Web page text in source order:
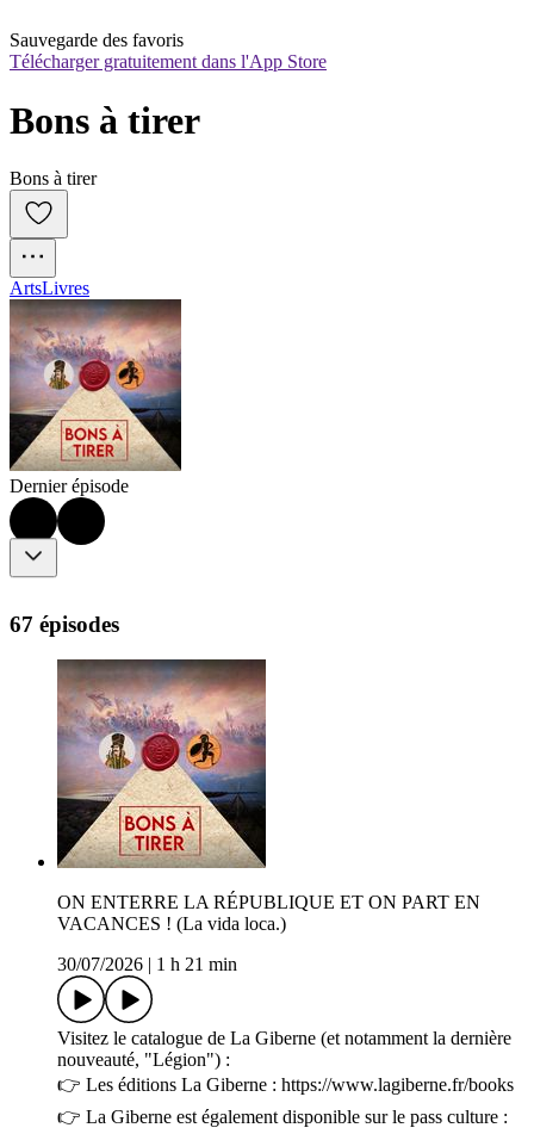
Sauvegarde des favoris
Télécharger gratuitement dans l'App Store
Bons à tirer
Bons à tirer
ArtsLivres
Dernier épisode
67 épisodes
ON ENTERRE LA RÉPUBLIQUE ET ON PART EN
VACANCES ! (La vida loca.)
30/07/2026
1 h 21 min
Visitez le catalogue de La Giberne (et notamment la dernière
nouveauté, "Légion") :
👉 Les éditions La Giberne : https://www.lagiberne.fr/books
👉 La Giberne est également disponible sur le pass culture :